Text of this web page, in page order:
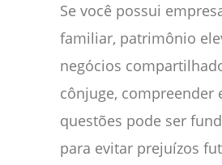
Se você possui
familiar, patrimônio
negócios
cônjuge, compreender
questões pode ser
para evitar prejuízos